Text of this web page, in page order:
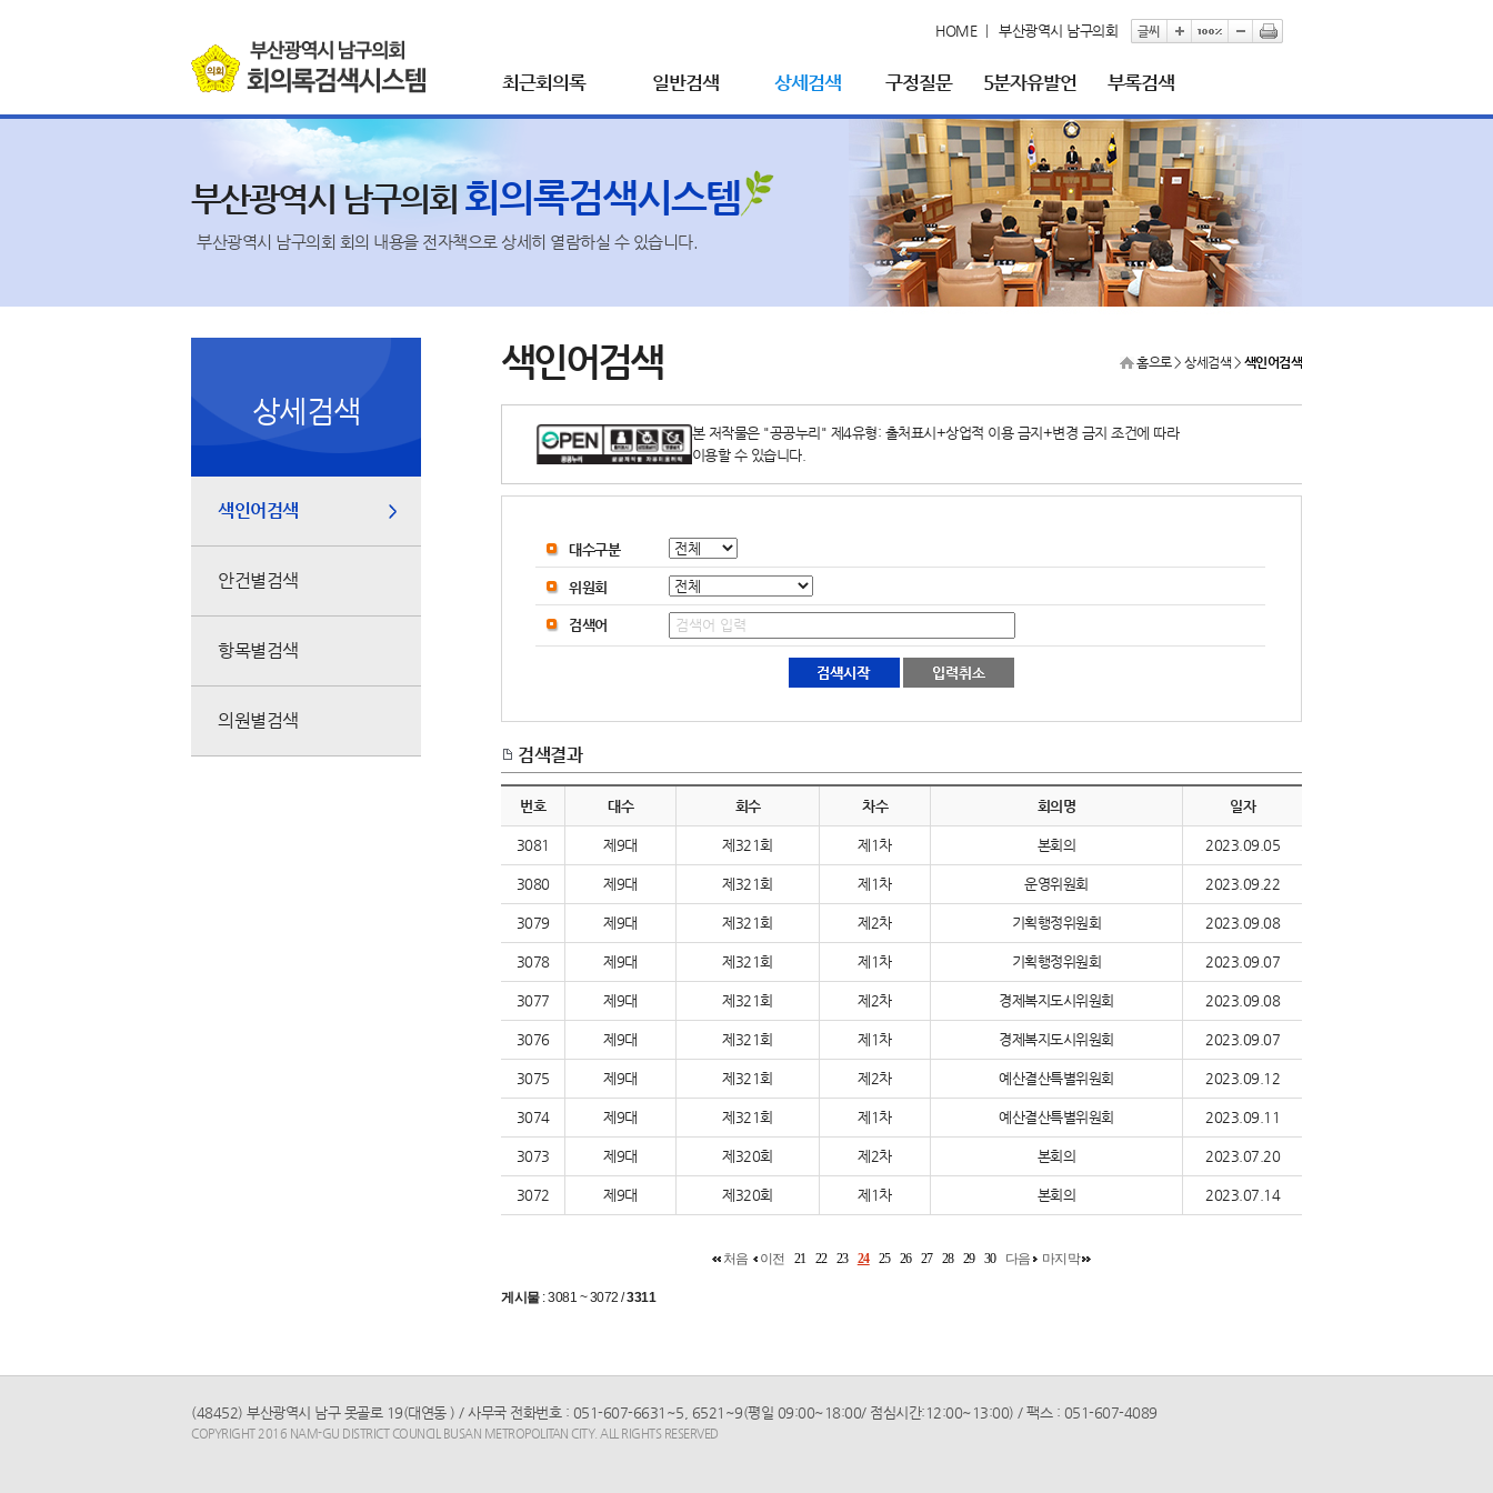
HOME
부산광역시 남구의회
최근회의록 일반검색 상세검색 구정질문 5분자유발언 부록검색
부산광역시 남구의회 회의록검색시스템
부산광역시 남구의회 회의 내용을 전자책으로 상세히 열람하실 수 있습니다.
상세검색
색인어검색
안건별검색
항목별검색
의원별검색
색인어검색 홈으로> 상세검색 > 색인어검색
본 저작물은 "공공누리" 제4유형: 출처표시+상업적 이용 금지+변경 금지 조건에 따라
이용할 수 있습니다.
대수구분
위원회
검색어
검색결과
번호 대수 회수 차수 회의명 일자
3081 제9대 제321회 제1차 본회의 2023.09.05
3080 제9대 제321회 제1차 운영위원회 2023.09.22
3079 제9대 제321회 제2차 기획행정위원회 2023.09.08
3078 제9대 제321회 제1차 기획행정위원회 2023.09.07
3077 제9대 제321회 제2차 경제복지도시위원회 2023.09.08
3076 제9대 제321회 제1차 경제복지도시위원회 2023.09.07
3075 제9대 제321회 제2차 예산결산특별위원회 2023.09.12
3074 제9대 제321회 제1차 예산결산특별위원회 2023.09.11
3073 제9대 제320회 제2차 본회의 2023.07.20
3072 제9대 제320회 제1차 본회의 2023.07.14
처음 이전 21 22 23 24 25 26 27 28 29 30 다음 마지막
게시물:3081 ~ 3072 /3311
(48452) 부산광역시 남구 못골로 19(대연동 ) / 사무국 전화번호 : 051-607-6631~5, 6521~9(평일 09:00~18:00/ 점심시간:12:00~13:00) / 팩스 : 051-607-4089
COPYRIGHT 2016 NAM-GU DISTRICT COUNCIL BUSAN METROPOLITAN CITY. ALL RIGHTS RESERVED